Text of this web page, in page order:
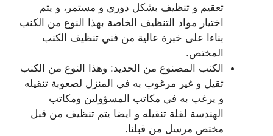
تعقيم و تنظيف بشكل دوري و مستمر، و يتم
اختيار مواد التنظيف الخاصة بهذا النوع من الكنب
بناءا على خبرة عالية من فني تنظيف الكنب
المختص.
الكنب المصنوع من الحديد: وهذا النوع من الكنب
ثقيل و غير مرغوب به في المنزل لصعوبة تنقيله
و يرغب به في مكاتب المسؤولين ومكاتب
الهندسة لقلة تنقيله و ايضا يتم تنظيف من قبل
مختص مرسل من قبلنا.